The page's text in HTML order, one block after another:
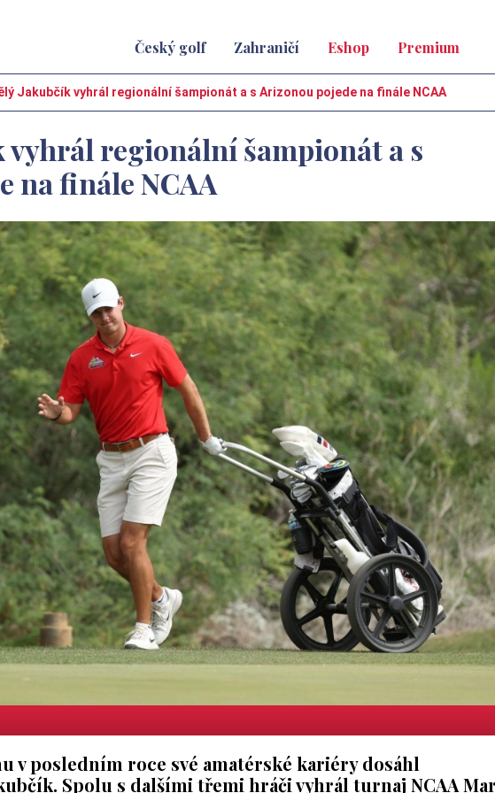
Český golf Zahraničí Eshop Premium
Jakubčík vyhrál regionální šampionát a s Arizonou pojede na finále NCAA
vyhrál regionální šampionát a s
na finále NCAA
v posledním roce své amatérské kariéry dosáhl
Spolu s dalšími třemi hráči vyhrál turnaj NCAA